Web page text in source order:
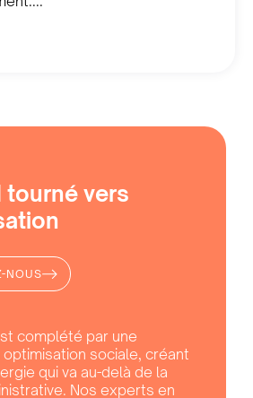
tourné vers
NOUS
complété par une
sociale, créant
qui va au-delà de la
Nos experts en